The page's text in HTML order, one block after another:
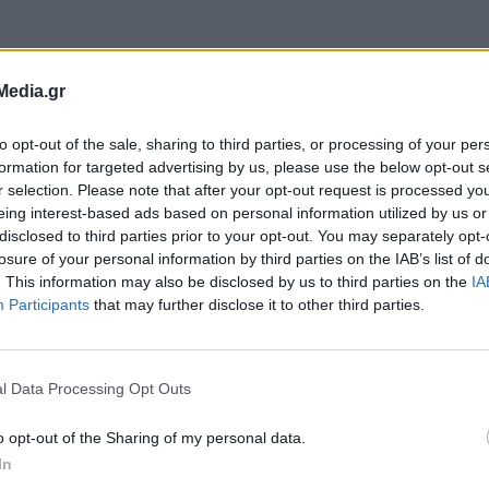
opt-out of the sale, sharing to third parties, or processing of your
for targeted advertising by us, please use the below opt-out
selection. Please note that after your opt-out request is processed
interest-based ads based on personal information utilized by us
to third parties prior to your opt-out. You may separately
of your personal information by third parties on the IAB’s list of
This information may also be disclosed by us to third parties on the
Participants that may further disclose it to other third parties.
Data Processing Opt Outs
opt-out of the Sharing of my personal data.
στην επιστολή του, το έργο
ΟΛΘ, δεν αφορά μόνο στην ομαλή
των αναπτυξιακών του προοπτικών,
την αποτελεσματικότητα του κυβερνητικού
ανάδειξη της Θεσσαλονίκης, σε κορυφαίο
εμπορίου προς τα Βαλκάνια και την Κεντρική
πως, «ακόμη και η προσπάθεια του
logistic center hub στο πρώην στρατόπεδο
δεν ολοκληρωθεί η σύνδεση του λιμανιού με